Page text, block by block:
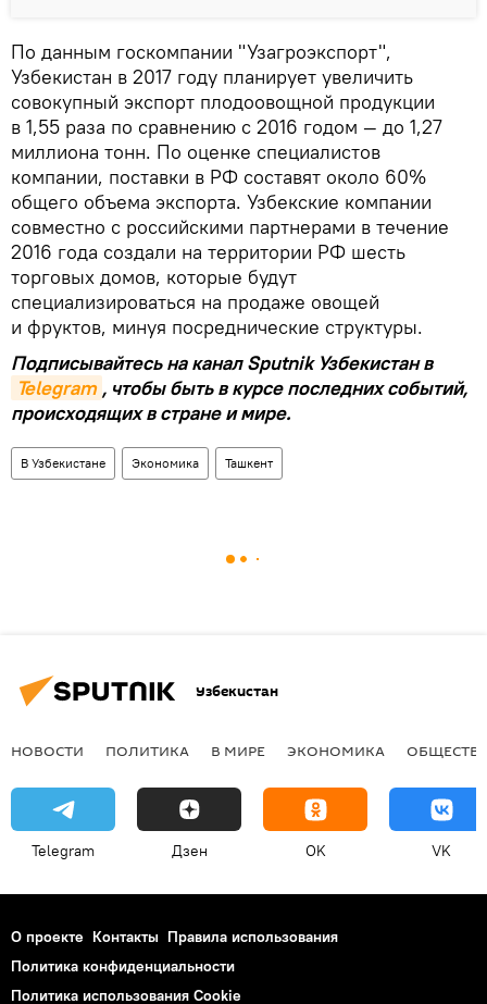
По данным госкомпании "Узагроэкспорт",
Узбекистан в 2017 году планирует увеличить
совокупный экспорт плодоовощной продукции
в 1,55 раза по сравнению с 2016 годом — до 1,27
миллиона тонн. По оценке специалистов
компании, поставки в РФ составят около 60%
общего объема экспорта. Узбекские компании
совместно с российскими партнерами в течение
2016 года создали на территории РФ шесть
торговых домов, которые будут
специализироваться на продаже овощей
и фруктов, минуя посреднические структуры.
Подписывайтесь на канал Sputnik Узбекистан в
Telegram , чтобы быть в курсе последних событий,
происходящих в стране и мире.
В Узбекистане Экономика Ташкент
Узбекистан
НОВОСТИ ПОЛИТИКА В МИРЕ ЭКОНОМИКА
Telegram Дзен OK VK
О проекте Контакты Правила использования
Политика конфиденциальности
Политика использования Cookie